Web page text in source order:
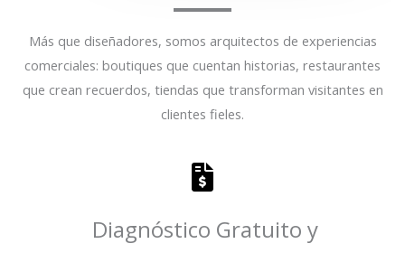
Más que diseñadores, somos arquitectos de experiencias
comerciales: boutiques que cuentan historias, restaurantes
que crean recuerdos, tiendas que transforman visitantes en
clientes fieles.
Diagnóstico Gratuito y